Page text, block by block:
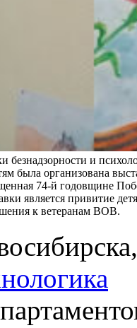
безнадзорности и
была организована
74-й годовщине
является привитие
к ветеранам ВОВ.